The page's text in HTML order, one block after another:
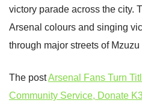
victory parade across the city.
Arsenal colours and singing
through major streets of
The postArsenal Fans Turn
Community Service, Donate